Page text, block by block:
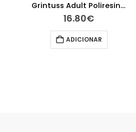
Grintuss Adult Poliresin Xarope 180g
16.80€
ADICIONAR